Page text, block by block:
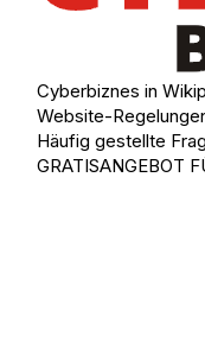
Cyberbiznes in
Website-
Häufig gestellte
GRATISANGEBOT